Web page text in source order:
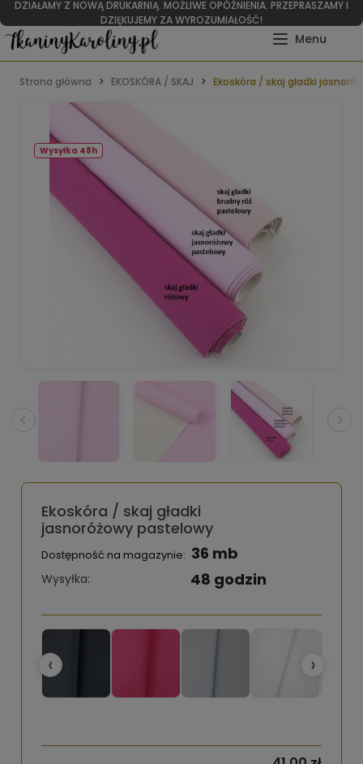
DZIAŁAMY Z NOWĄ DRUKARNIĄ. MOŻLIWE OPÓŹNIENIA. PRZEPRASZAMY I
DZIĘKUJEMY ZA WYROZUMIAŁOŚĆ!
Strona główna EKOSKÓRA / SKAJ Ekoskóra / skaj gładki
Wysyłka 48h
Ekoskóra / skaj gładki
jasnoróżowy pastelowy
Dostępność na magazynie: 36 mb
Wysyłka: 48 godzin
‹ ›